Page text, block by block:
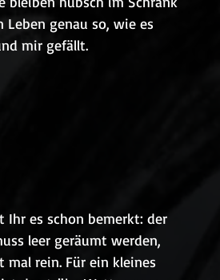
genau so, wie es
mir gefällt.
Ihr es schon bemerkt: der
leer geräumt werden,
mal rein. Für ein kleines